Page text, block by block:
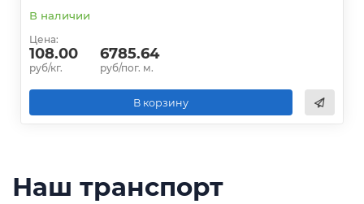
В наличии
Цена:
108.00
руб/кг.
6785.64
руб/пог. м.
В корзину
Наш транспорт